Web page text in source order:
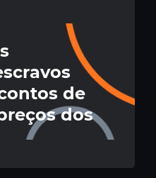
de
dos